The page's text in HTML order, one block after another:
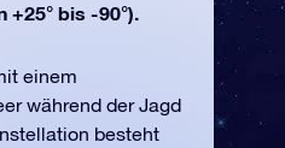
+25° bis -90°).
einem
während der Jagd
besteht